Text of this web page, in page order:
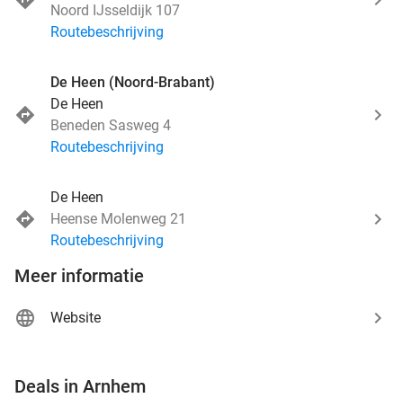
Noord IJsseldijk 107
Routebeschrijving
De Heen (Noord-Brabant)
De Heen
Beneden Sasweg 4
Routebeschrijving
De Heen
Heense Molenweg 21
Routebeschrijving
Meer informatie
Website
Deals in Arnhem